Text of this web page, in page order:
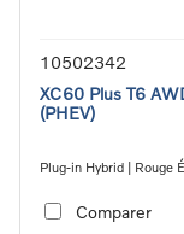
10502342
XC60 Plus T6
(PHEV)
Plug-in Hybrid | Rouge
Comparer